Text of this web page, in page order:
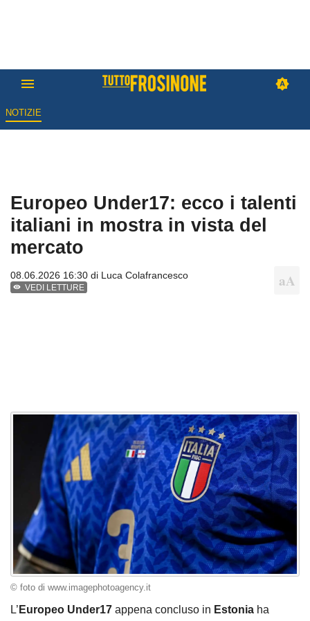
NOTIZIE
Europeo Under17: ecco i talenti
italiani in mostra in vista del
mercato
08.06.2026 16:30 di Luca Colafrancesco
VEDI LETTURE
© foto di www.imagephotoagency.it
L’ Europeo Under17 appena concluso in Estonia ha